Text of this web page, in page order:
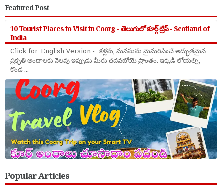
Featured Post
10 Tourist Places to Visit in Coorg - తెలుగులో కూర్గ్ ట్రిప్ - Scotland of
India
Click for English Version - కళ్లను, మనసును మైమరిపించే అద్భుతమైన
ప్రకృతి అందాలకు నెలవు ఇప్పుడు మీరు చదవబోయె ప్రాంతం. ఇక్కడి లోయల్ని,
కొండ ...
Popular Articles